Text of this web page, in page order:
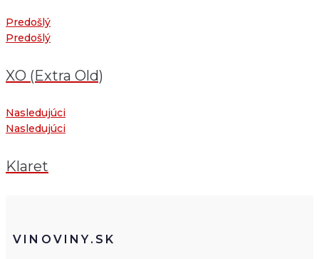
Predošlý
Predošlý
XO (Extra Old)
Nasledujúci
Nasledujúci
Klaret
VINOVINY.SK